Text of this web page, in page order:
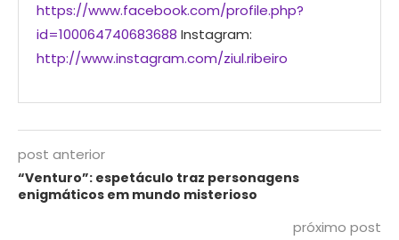
https://www.facebook.com/profile.php?
id=100064740683688 Instagram:
http://www.instagram.com/ziul.ribeiro
post anterior
“Venturo”: espetáculo traz personagens
enigmáticos em mundo misterioso
próximo post